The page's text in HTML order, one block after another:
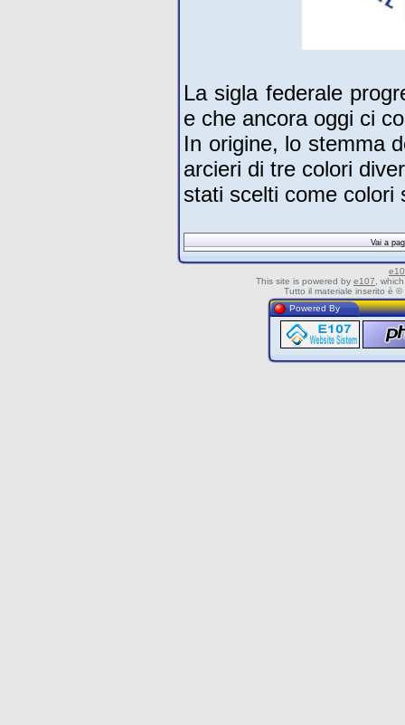
La sigla federale
e che ancora oggi ci
In origine, lo stemma
arcieri di tre colori
stati scelti come colori
Vai a
This site is powered by e107 ,
Tutto il materiale inserito è
Powered By